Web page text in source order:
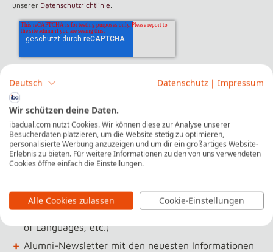
unserer Datenschutzrichtlinie.
Ermäßigungen für Weiterbildungsangebote der F+U
Unternehmensgruppe (VICTORIA Academy, Academy
of Languages, etc.)
+ Alumni-Newsletter mit den neuesten Informationen
Deutsch Datenschutz | Impressum
Wir schützen deine Daten.
ibadual.com nutzt Cookies. Wir können diese zur Analyse unserer
Besucherdaten platzieren, um die Website stetig zu optimieren,
personalisierte Werbung anzuzeigen und um dir ein großartiges Website-
Erlebnis zu bieten. Für weitere Informationen zu den von uns verwendeten
Cookies öffne einfach die Einstellungen.
Alle Cookies zulassen Cookie-Einstellungen